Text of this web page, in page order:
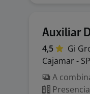
Auxiliar
4,5 Gi
Cajamar - SP
A